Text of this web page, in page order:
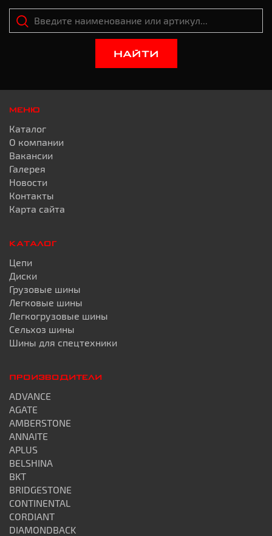
НАЙТИ
МЕНЮ
Каталог
О компании
Вакансии
Галерея
Новости
Контакты
Карта сайта
КАТАЛОГ
Цепи
Диски
Грузовые шины
Легковые шины
Легкогрузовые шины
Сельхоз шины
Шины для спецтехники
ПРОИЗВОДИТЕЛИ
ADVANCE
AGATE
AMBERSTONE
ANNAITE
APLUS
BELSHINA
BKT
BRIDGESTONE
CONTINENTAL
CORDIANT
DIAMONDBACK